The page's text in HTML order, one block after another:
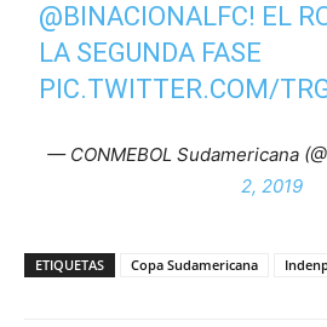
@BINACIONALFC! EL
LA SEGUNDA FASE
PIC.TWITTER.COM/
— CONMEBOL Sudamericana
2, 2019
ETIQUETAS Copa Sudamericana